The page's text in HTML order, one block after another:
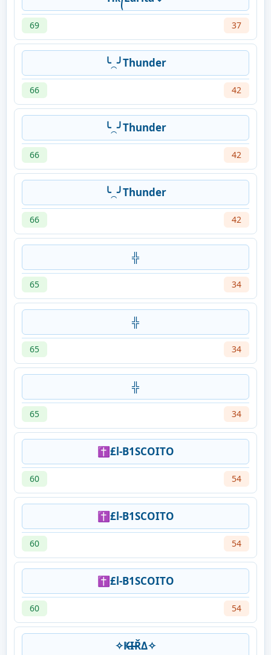
69 37
╰⁔╯Thunder
66 42
╰⁔╯Thunder
66 42
╰⁔╯Thunder
66 42
╬
65 34
╬
65 34
╬
65 34
✝️£l-B1SCOITO
60 54
✝️£l-B1SCOITO
60 54
✝️£l-B1SCOITO
60 54
✧Ҝ̶I̶̶ŘΔ✧